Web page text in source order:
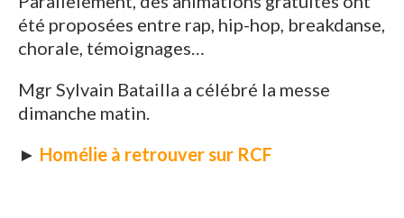
été proposées entre rap, hip-hop, breakdanse,
chorale, témoignages…
Mgr Sylvain Batailla a célébré la messe
dimanche matin.
► Homélie à retrouver sur RCF